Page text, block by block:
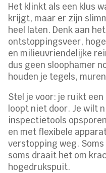
Het klinkt als een klus
krijgt, maar er zijn
heel laten. Denk aan
ontstoppingsveer,
en milieuvriendelijke
dus geen sloophamer
houden je tegels,
Stel je voor: je ruikt
loopt niet door. Je wilt
inspectietools
en met flexibele
verstopping weg.
soms draait het om
hogedrukspuit.